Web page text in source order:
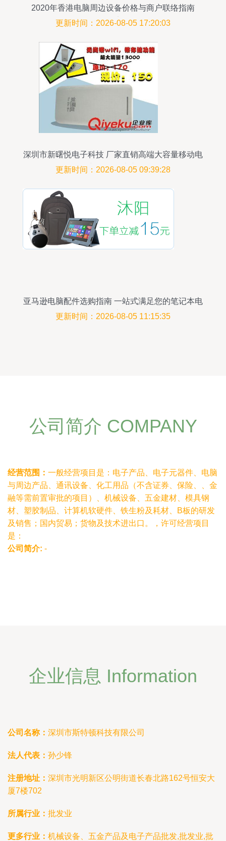
2020年香港电脑周边设备价格与商户联络指南
88db.com实用资讯
更新时间：2026-08-05 17:20:03
深圳市新曙悦电子科技 厂家直销高端大容量移动电
源与数码周边产品
更新时间：2026-08-05 09:39:28
亚马逊电脑配件选购指南 一站式满足您的笔记本电
脑与周边需求
更新时间：2026-08-05 11:15:35
公司简介 COMPANY
经营范围： 一般经营项目是：电子产品、电子元器件、电脑
与周边产品、通讯设备、化工用品（不含证券、保险、、金
融等需前置审批的项目）、机械设备、五金建材、模具钢
材、塑胶制品、计算机软硬件、铁生粉及耗材、B板的研发
及销售；国内贸易；货物及技术进出口。，许可经营项目
是：
公司简介: -
企业信息 Information
公司名称： 深圳市斯特顿科技有限公司
法人代表： 孙少锋
注册地址： 深圳市光明新区公明街道长春北路162号恒安大
厦7楼702
所属行业： 批发业
更多行业： 机械设备、五金产品及电子产品批发,批发业,批